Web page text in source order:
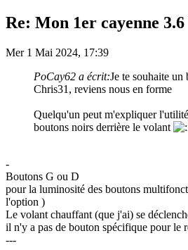
Re: Mon 1er cayenne
Mer 1 Mai 2024, 17:39
PoCay62 a écrit:Je te souhaite
Chris31, reviens nous en forme
Quelqu'un peut m'expliquer
boutons noirs derrière le volant
-
Boutons G ou D
pour la luminosité des boutons
l'option )
Le volant chauffant (que j'ai) se
il n'y a pas de bouton spécifique pour le
---